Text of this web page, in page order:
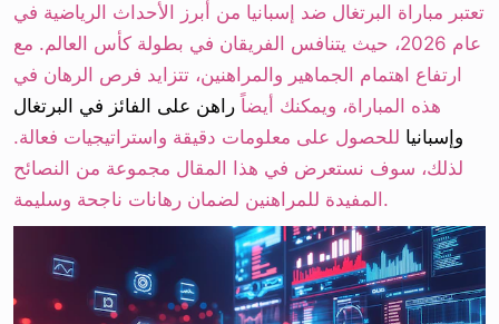
أهم
النصائح
للرهانات
الناجحة
تعتبر مباراة البرتغال ضد إسبانيا من أبرز الأحداث الرياضية في
عام 2026، حيث يتنافس الفريقان في بطولة كأس العالم. مع
ارتفاع اهتمام الجماهير والمراهنين، تتزايد فرص الرهان في
هذه المباراة، ويمكنك أيضاً راهن على الفائز في البرتغال
وإسبانيا للحصول على معلومات دقيقة واستراتيجيات فعالة.
لذلك، سوف نستعرض في هذا المقال مجموعة من النصائح
المفيدة للمراهنين لضمان رهانات ناجحة وسليمة.